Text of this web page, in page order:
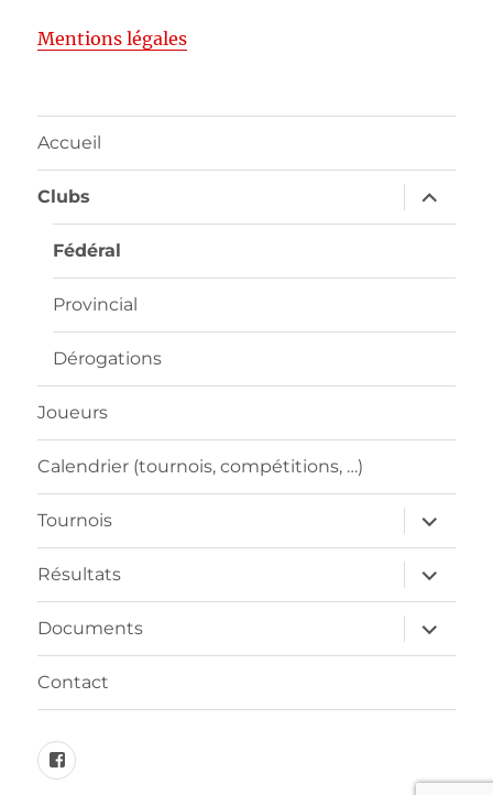
Mentions légales
Accueil
Clubs
ouvrir
le
sous-
Fédéral
Provincial
Dérogations
Joueurs
Calendrier (tournois, compétitions, …)
Tournois
ouvrir
le
sous-
menu
Résultats
ouvrir
le
sous-
menu
Documents
ouvrir
le
sous-
Contact
FB